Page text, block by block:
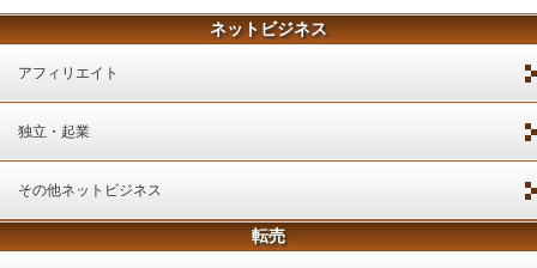
ネットビジネス
アフィリエイト
独立・起業
その他ネットビジネス
転売